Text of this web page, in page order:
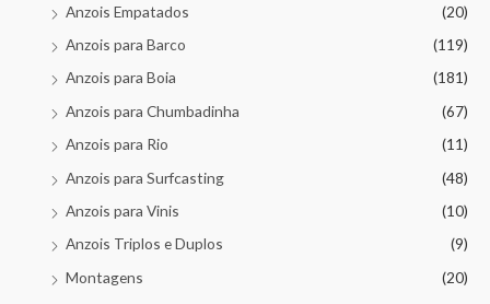
Anzois Empatados
(20)
Anzois para Barco
(119)
Anzois para Boia
(181)
Anzois para Chumbadinha
(67)
Anzois para Rio
(11)
Anzois para Surfcasting
(48)
Anzois para Vinis
(10)
Anzois Triplos e Duplos
(9)
Montagens
(20)